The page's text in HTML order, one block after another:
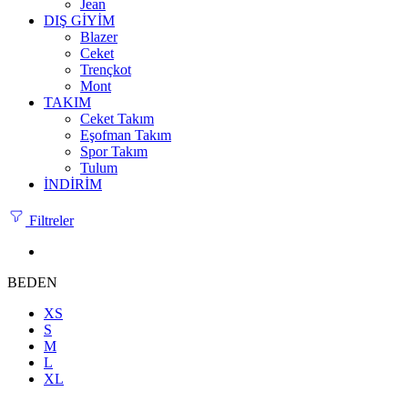
Jean
DIŞ GİYİM
Blazer
Ceket
Trençkot
Mont
TAKIM
Ceket Takım
Eşofman Takım
Spor Takım
Tulum
İNDİRİM
Filtreler
BEDEN
XS
S
M
L
XL